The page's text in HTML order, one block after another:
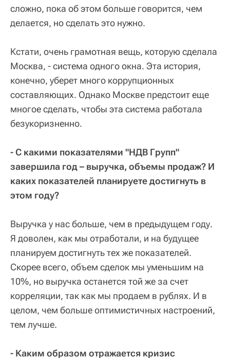
сложно, пока об этом больше говорится, чем
делается, но сделать это нужно.
Кстати, очень грамотная вещь, которую сделала
Москва, - система одного окна. Эта история,
конечно, уберет много коррупционных
составляющих. Однако Москве предстоит еще
многое сделать, чтобы эта система работала
безукоризненно.
- С какими показателями "НДВ Групп"
завершила год – выручка, объемы продаж? И
каких показателей планируете достигнуть в
этом году?
Выручка у нас больше, чем в предыдущем году.
Я доволен, как мы отработали, и на будущее
планируем достигнуть тех же показателей.
Скорее всего, объем сделок мы уменьшим на
10%, но выручка останется той же за счет
корреляции, так как мы продаем в рублях. И в
целом, чем больше оптимистичных настроений,
тем лучше.
- Каким образом отражается кризис